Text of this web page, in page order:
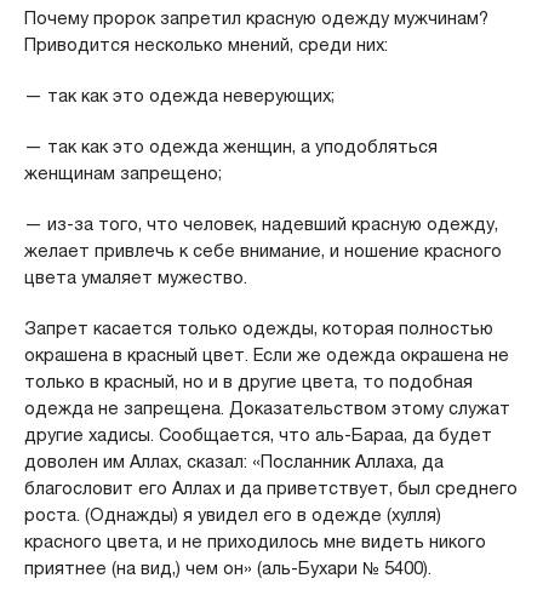
Почему пророк запретил красную одежду мужчинам?
Приводится несколько мнений, среди них:
— так как это одежда неверующих;
— так как это одежда женщин, а уподобляться
женщинам запрещено;
— из-за того, что человек, надевший красную одежду,
желает привлечь к себе внимание, и ношение красного
цвета умаляет мужество.
Запрет касается только одежды, которая полностью
окрашена в красный цвет. Если же одежда окрашена не
только в красный, но и в другие цвета, то подобная
одежда не запрещена. Доказательством этому служат
другие хадисы. Сообщается, что аль-Бараа, да будет
доволен им Аллах, сказал: «Посланник Аллаха, да
благословит его Аллах и да приветствует, был среднего
роста. (Однажды) я увидел его в одежде (хулля)
красного цвета, и не приходилось мне видеть никого
приятнее (на вид,) чем он» (аль-Бухари № 5400).